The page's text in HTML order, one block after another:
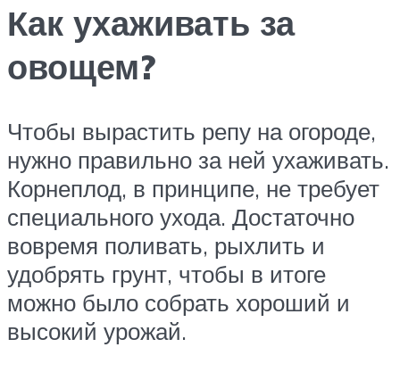
Как ухаживать за
овощем?
Чтобы вырастить репу на огороде,
нужно правильно за ней ухаживать.
Корнеплод, в принципе, не требует
специального ухода. Достаточно
вовремя поливать, рыхлить и
удобрять грунт, чтобы в итоге
можно было собрать хороший и
высокий урожай.